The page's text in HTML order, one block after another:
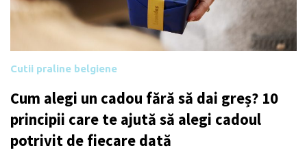
Cutii praline belgiene
Cum alegi un cadou fără să dai greș? 10
principii care te ajută să alegi cadoul
potrivit de fiecare dată